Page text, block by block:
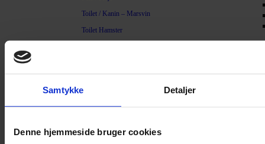
Samtykke Detaljer
Denne hjemmeside bruger cookies
Toilet / Kanin – Marsvin
Toilet Hamster
Bure
Kaninbur